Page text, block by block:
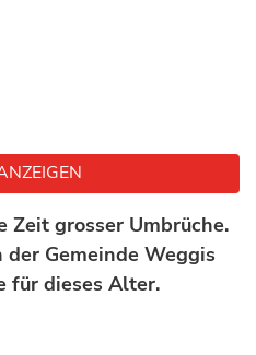
Zeit grosser Umbrüche.
Gemeinde Weggis
für dieses Alter.